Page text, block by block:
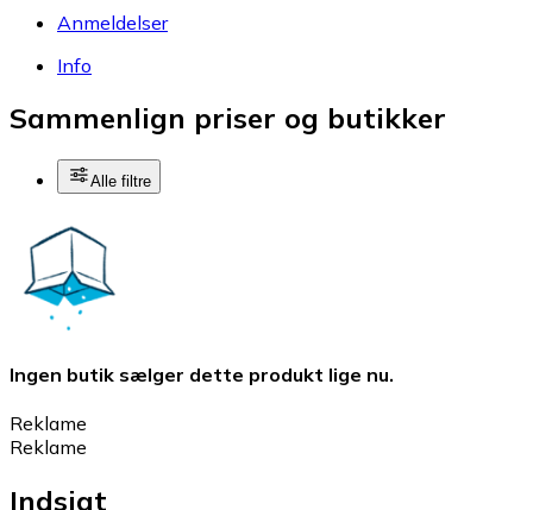
Anmeldelser
Info
Sammenlign priser og butikker
Alle filtre
Ingen butik sælger dette produkt lige nu.
Reklame
Reklame
Indsigt